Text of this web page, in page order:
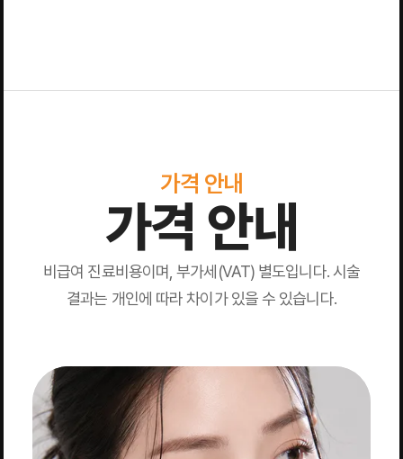
가격 안내
가격 안내
비급여 진료비용이며, 부가세(VAT) 별도입니다. 시술
결과는 개인에 따라 차이가 있을 수 있습니다.